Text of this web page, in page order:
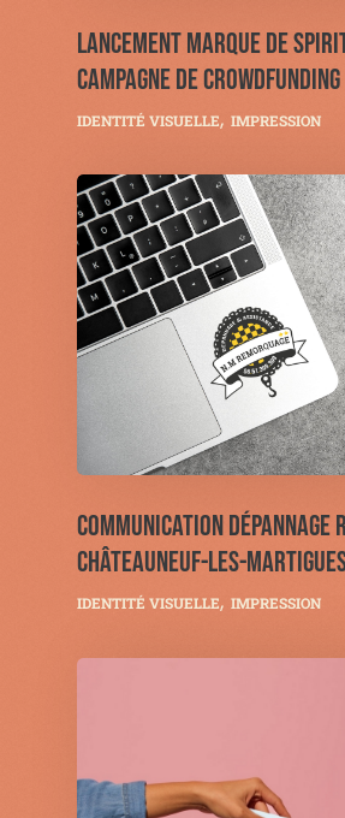
LANCEMENT MARQUE DE
CAMPAGNE DE CROWDFUNDING
IDENTITÉ VISUELLE IMPRESSION
COMMUNICATION DÉPANNAGE
CHÂTEAUNEUF-LES-
IDENTITÉ VISUELLE IMPRESSION